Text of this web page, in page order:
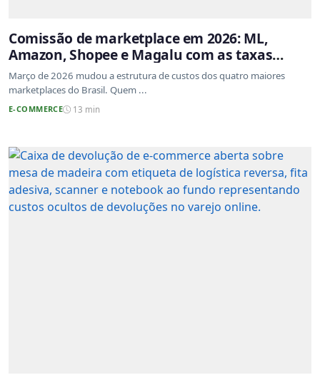
Comissão de marketplace em 2026: ML,
Amazon, Shopee e Magalu com as taxas
atualizadas
Março de 2026 mudou a estrutura de custos dos quatro maiores
marketplaces do Brasil. Quem ...
E-COMMERCE 13 min